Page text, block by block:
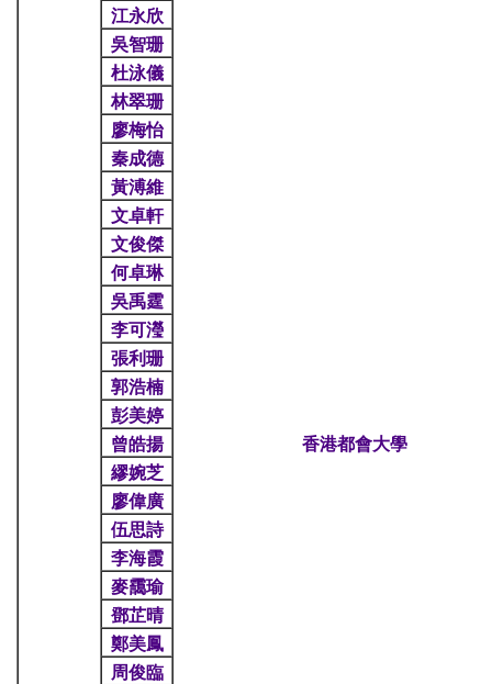
香港都會大學
江永欣
吳智珊
杜泳儀
林翠珊
廖梅怡
秦成德
黃溥維
文卓軒
文俊傑
何卓琳
吳禹霆
李可瀅
張利珊
郭浩楠
彭美婷
曾皓揚
繆婉芝
廖偉廣
伍思詩
李海霞
麥靄瑜
鄧芷晴
鄭美鳳
周俊臨